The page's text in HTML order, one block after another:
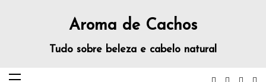
Aroma de Cachos
Tudo sobre beleza e cabelo natural